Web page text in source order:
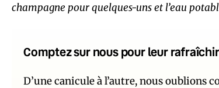
champagne pour quelques-uns et l’eau
Comptez sur nous pour leur
D’une canicule à l’autre, nous oublions